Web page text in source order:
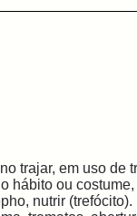
trajar, em uso de
hábito ou
nutrir (trefócito).